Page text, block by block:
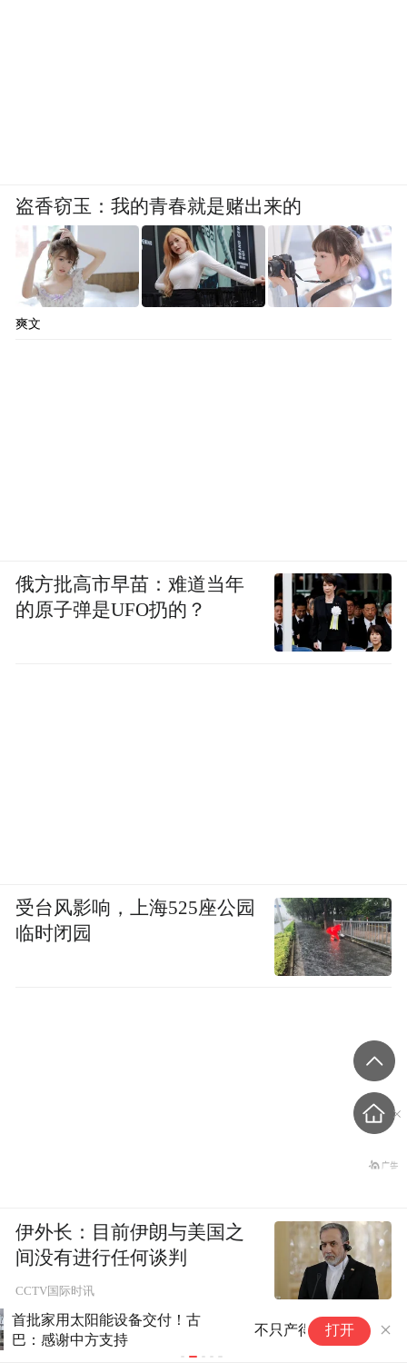
不只产得出，更要用得上用得多 打开
盗香窃玉：我的青春就是赌出来的
爽文
俄方批高市早苗：难道当年
的原子弹是UFO扔的？
受台风影响，上海525座公园
临时闭园
伊外长：目前伊朗与美国之
间没有进行任何谈判
CCTV国际时讯